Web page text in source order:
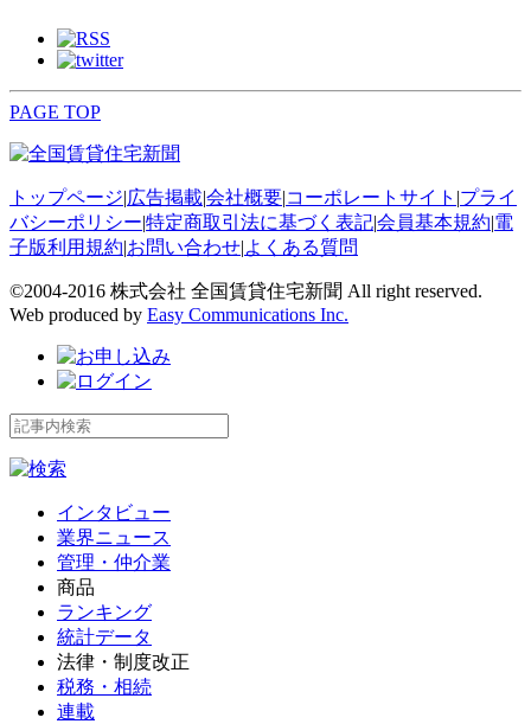
PAGE TOP
トップページ|広告掲載|会社概要|コーポレートサイト |プライ
バシーポリシー|特定商取引法に基づく表記|会員基本規約|電
子版利用規約|お問い合わせ|よくある質問
©2004-2016 株式会社 全国賃貸住宅新聞 All right reserved.
Web produced by Easy Communications Inc.
インタビュー
業界ニュース
管理・仲介業
商品
ランキング
統計データ
法律・制度改正
税務・相続
連載